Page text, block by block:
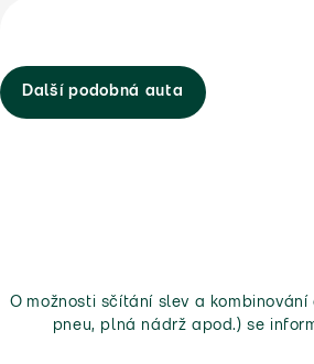
Další podobná auta
O možnosti sčítání slev a kombinování
pneu, plná nádrž apod.) se